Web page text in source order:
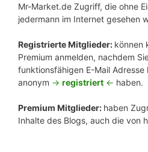
Mr-Market.de Zugriff, die ohne
jedermann im Internet gesehen
Registrierte Mitglieder: können
Premium anmelden, nachdem
funktionsfähigen E-Mail Adresse
anonym -> registriert <- haben.
Premium Mitglieder: haben
Inhalte des Blogs, auch die von